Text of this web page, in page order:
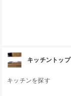
キッチントップ
キッチンを探す